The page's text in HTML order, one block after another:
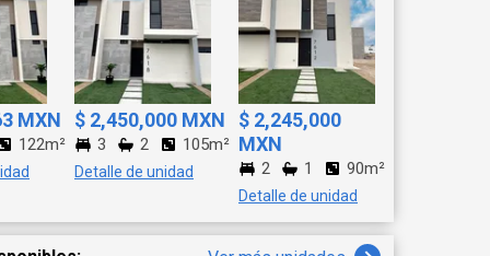
Colonial.
MXN
122m²
$ 2,450,000 MXN
3 2 105m²
Detalle de unidad
$ 2,245,000
MXN
2 1 90m²
Detalle de unidad